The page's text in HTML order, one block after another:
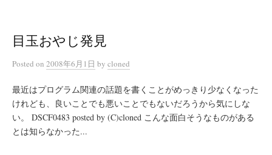
目玉おやじ発見
Posted on 2008年6月1日 by cloned
最近はプログラム関連の話題を書くことがめっきり少なくなった
けれども、良いことでも悪いことでもないだろうから気にしな
い。 DSCF0483 posted by (C)cloned こんな面白そうなものがある
とは知らなかった...